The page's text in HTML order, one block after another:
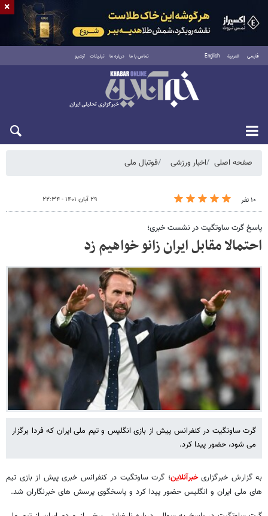
فارسی العربية English تماس با ما درباره ما تبلیغات آرشیو
شنبه ۱۷ مرداد ۱۴۰۵
صفحه اصلی اخبار ورزشی فوتبال ملی
۱۰ نفر ۲۹ آبان ۱۴۰۱ - ۲۲:۳۴
پاسخ گرت ساوتگیت در نشست خبری؛
احتمالا مقابل ایران زانو خواهیم زد
گرت ساوتگیت در کنفرانس پیش از بازی انگلیس و تیم ملی ایران که فردا برگزار
می شود، حضور پیدا کرد.
به گزارش خبرگزاریخبرآنلاین؛ گرت ساوتگیت در کنفرانس خبری پیش از بازی تیم
های ملی ایران و انگلیس حضور پیدا کرد و پاسخگوی پرسش های خبرنگاران شد.
×